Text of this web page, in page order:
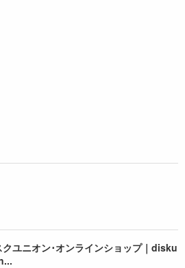
クユニオン･オンラインショップ｜disku